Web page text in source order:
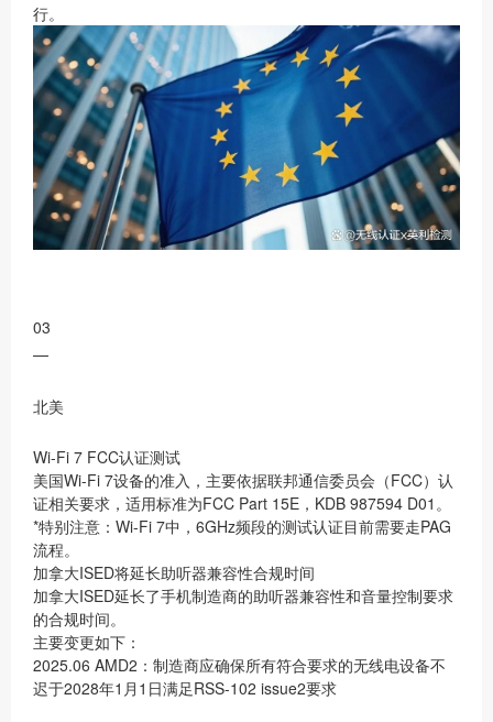
行。
03
—
北美
Wi-Fi 7 FCC认证测试
美国Wi-Fi 7设备的准入，主要依据联邦通信委员会（FCC）认
证相关要求，适用标准为FCC Part 15E，KDB 987594 D01。
*特别注意：Wi-Fi 7中，6GHz频段的测试认证目前需要走PAG
流程。
加拿大ISED将延长助听器兼容性合规时间
加拿大ISED延长了手机制造商的助听器兼容性和音量控制要求
的合规时间。
主要变更如下：
2025.06 AMD2：制造商应确保所有符合要求的无线电设备不
迟于2028年1月1日满足RSS-102 issue2要求